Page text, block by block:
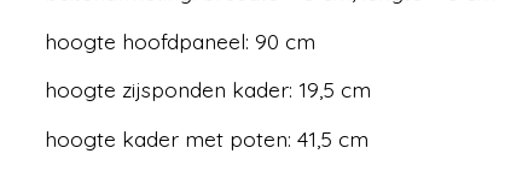
hoogte hoofdpaneel: 90 cm
hoogte zijsponden kader: 19,5 cm
hoogte kader met poten: 41,5 cm